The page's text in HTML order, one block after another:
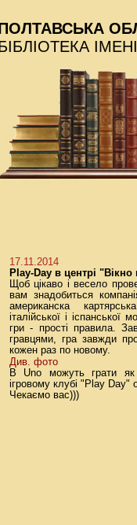
17.11.2014
Play-Day в центрі
Щоб цікаво і весело
вам знадобиться
американска
італійської і іспанської
гри - прості правила.
гравцями, гра завжди
кожен раз по новому.
Див. фото
В Uno можуть грати як
ігровому клубі "Play Day"
Чекаємо вас)))